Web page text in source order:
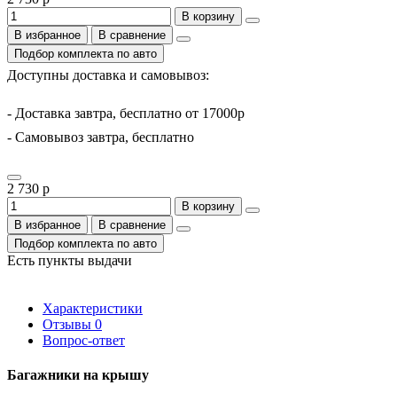
В корзину
В избранное
В сравнение
Подбор комплекта по авто
Доступны доставка и самовывоз:
- Доставка завтра, бесплатно от 17000р
- Самовывоз завтра, бесплатно
2 730 р
В корзину
В избранное
В сравнение
Подбор комплекта по авто
Есть пункты выдачи
Характеристики
Отзывы 0
Вопрос-ответ
Багажники на крышу